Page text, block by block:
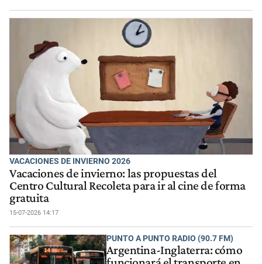
VACACIONES DE INVIERNO 2026
Vacaciones de invierno: las propuestas del
Centro Cultural Recoleta para ir al cine de forma
gratuita
15-07-2026 14:17
PUNTO A PUNTO RADIO (90.7 FM)
Argentina-Inglaterra: cómo